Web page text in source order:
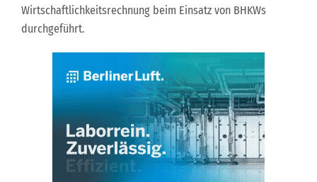
Wirtschaftlichkeitsrechnung beim Einsatz von BHKWs
durchgeführt.